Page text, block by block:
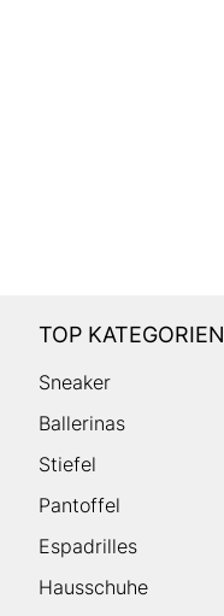
TOP KATEGORIEN
Sneaker
Ballerinas
Stiefel
Pantoffel
Espadrilles
Hausschuhe